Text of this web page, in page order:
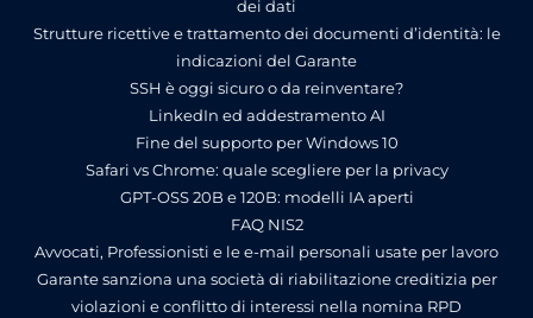
dei dati
Strutture ricettive e trattamento dei documenti d’identità: le
indicazioni del Garante
SSH è oggi sicuro o da reinventare?
LinkedIn ed addestramento AI
Fine del supporto per Windows 10
Safari vs Chrome: quale scegliere per la privacy
GPT-OSS 20B e 120B: modelli IA aperti
FAQ NIS2
Avvocati, Professionisti e le e-mail personali usate per lavoro
Garante sanziona una società di riabilitazione creditizia per
violazioni e conflitto di interessi nella nomina RPD